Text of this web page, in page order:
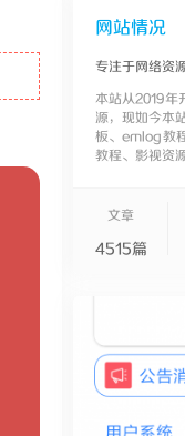
网站情况
专注于网络资
本站从2019年
源，现如今本
板、emlog教
教程、影视资
文章
4515篇